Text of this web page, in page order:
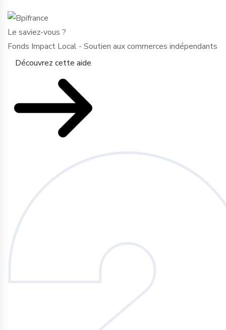
Le saviez-vous ?
Fonds Impact Local - Soutien aux commerces indépendants
Découvrez cette aide